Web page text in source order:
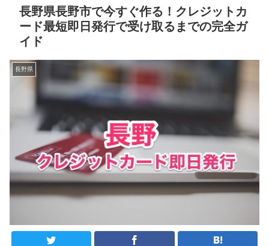
長野県長野市で今すぐ作る！クレジットカ
ード最短即日発行で受け取るまでの完全ガ
イド
長野県